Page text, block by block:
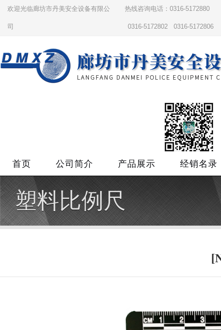
欢迎光临廊坊市丹美安全设备有限公
司
热线咨询电话：0316-5172880
0316-5172802 0316-5172806
首页 公司简介 产品展示 经销名录
塑料比例尺